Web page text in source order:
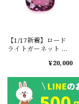
【1/17新着】ロード
ライトガーネット タ
1.601ct【ソーティン
¥20,000